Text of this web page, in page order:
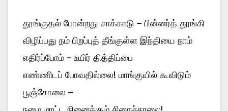
தூங்குதல் போன்றது சாக்காடு – பின்னர்த் தூங்கி
விழிப்பது நம் பிறப்புத் தீங்குள்ள இந்தியை நாம்
எதிர்ப்போம் – உயிர் தித்திப்பை
எண்ணிடப் போவதில்லை! மாங்குயில் கூவிடும்
பூஞ்சோலை –